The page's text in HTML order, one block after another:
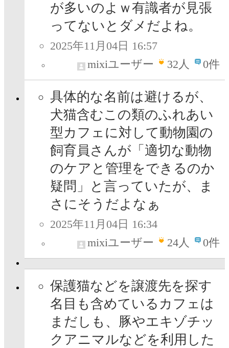
が多いのよｗ有識者が見張
ってないとダメだよね。
2025年11月04日 16:57
mixiユーザー
32人 0件
具体的な名前は避けるが、
犬猫含むこの類のふれあい
型カフェに対して動物園の
飼育員さんが「適切な動物
のケアと管理をできるのか
疑問」と言っていたが、ま
さにそうだよなぁ
2025年11月04日 16:34
mixiユーザー
24人 0件
保護猫などを譲渡先を探す
名目も含めているカフェは
まだしも、豚やエキゾチッ
クアニマルなどを利用した